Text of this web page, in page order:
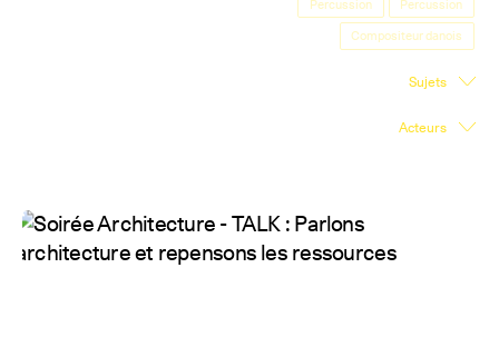
En
Percussion
Percussion
Compositeur danois
Sujets
Acteurs